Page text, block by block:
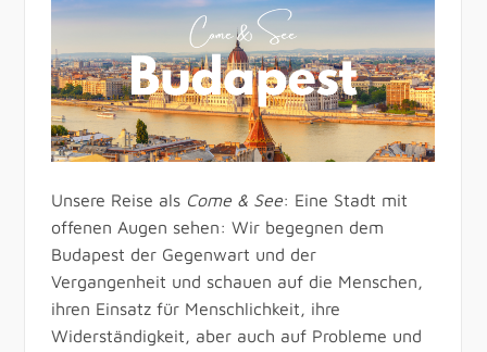
Unsere Reise als Come & See: Eine Stadt mit
offenen Augen sehen: Wir begegnen dem
Budapest der Gegenwart und der
Vergangenheit und schauen auf die Menschen,
ihren Einsatz für Menschlichkeit, ihre
Widerständigkeit, aber auch auf Probleme und